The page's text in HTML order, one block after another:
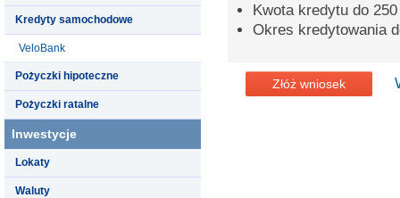
Kredyty samochodowe
VeloBank
Pożyczki hipoteczne
Pożyczki ratalne
Inwestycje
Lokaty
Waluty
Kwota kredytu do 250
Okres kredytowania
Złóż wniosek